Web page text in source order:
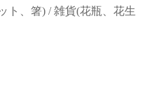
ト、箸) / 雑貨(花瓶、花生